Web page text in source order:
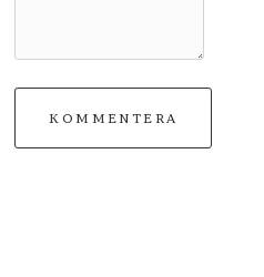
KOMMENTERA